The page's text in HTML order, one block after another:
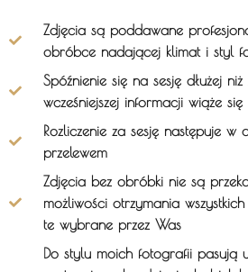
Zdjęcia są poddawane
obróbce nadającej klimat i styl
Spóźnienie się na sesję dłużej
wcześniejszej informacji wiąże
Rozliczenie za sesję następuje w
przelewem
Zdjęcia bez obróbki nie są
możliwości otrzymania
te wybrane przez Was
Do stylu moich fotografii pasują